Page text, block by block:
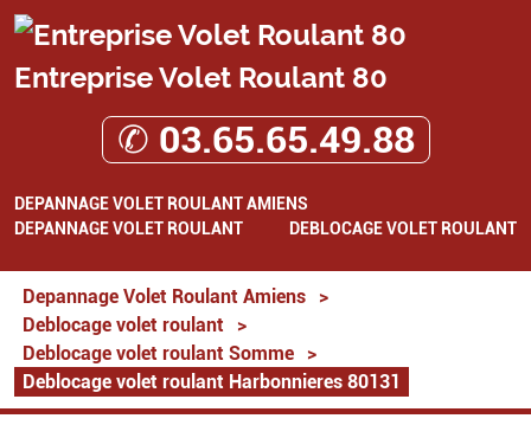
Entreprise Volet Roulant 80
✆ 03.65.65.49.88
DEPANNAGE VOLET ROULANT AMIENS
DEPANNAGE VOLET ROULANT
DEBLOCAGE VOLET ROULANT
Depannage Volet Roulant Amiens
>
Deblocage volet roulant
>
Deblocage volet roulant Somme
>
Deblocage volet roulant Harbonnieres 80131